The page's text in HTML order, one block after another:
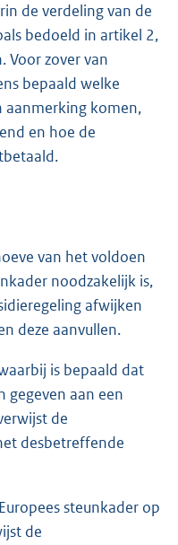
de verdeling van de
bedoeld in artikel 2,
Voor zover van
bepaald welke
aanmerking komen,
en hoe de
van het voldoen
noodzakelijk is,
afwijken
deze aanvullen.
is bepaald dat
gegeven aan een
de
desbetreffende
steunkader op
de